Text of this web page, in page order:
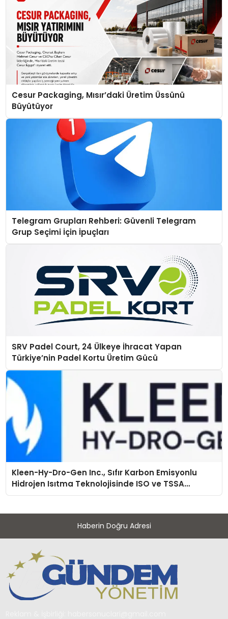
Cesur Packaging, Mısır’daki Üretim Üssünü
Büyütüyor
Telegram Grupları Rehberi: Güvenli Telegram
Grup Seçimi İçin İpuçları
SRV Padel Court, 24 Ülkeye İhracat Yapan
Türkiye’nin Padel Kortu Üretim Gücü
Kleen-Hy-Dro-Gen Inc., Sıfır Karbon Emisyonlu
Hidrojen Isıtma Teknolojisinde ISO ve TSSA
Düzenleyici Onaylarını Aldı
Haberin Doğru Adresi